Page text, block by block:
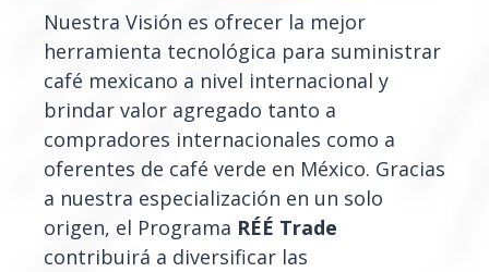
Nuestra Visión es ofrecer la mejor
herramienta tecnológica para suministrar
café mexicano a nivel internacional y
brindar valor agregado tanto a
compradores internacionales como a
oferentes de café verde en México. Gracias
a nuestra especialización en un solo
origen, el Programa RÉÉ Trade
contribuirá a diversificar las